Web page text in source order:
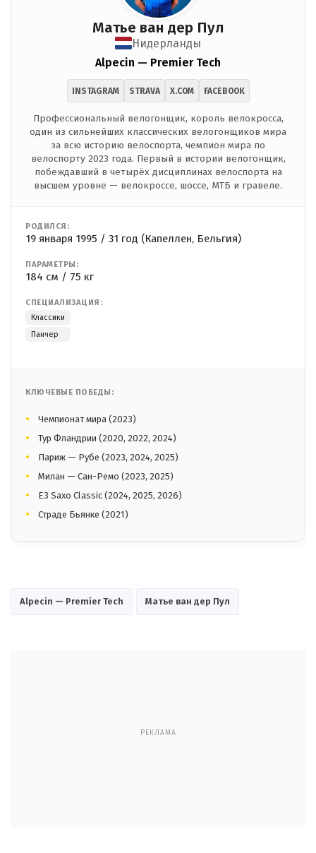
Матье ван дер Пул
Нидерланды
Alpecin — Premier Tech
INSTAGRAM STRAVA X.COM FACEBOOK
Профессиональный велогонщик, король велокросса,
один из сильнейших классических велогонщиков мира
за всю историю велоспорта, чемпион мира по
велоспорту 2023 года. Первый в истории велогонщик,
побеждавший в четырёх дисциплинах велоспорта на
высшем уровне — велокроссе, шоссе, МТБ и гравеле.
РОДИЛСЯ:
19 января 1995 / 31 год (Капеллен, Бельгия)
ПАРАМЕТРЫ:
184 см / 75 кг
СПЕЦИАЛИЗАЦИЯ:
Классики
Панчер
КЛЮЧЕВЫЕ ПОБЕДЫ:
Чемпионат мира (2023)
Тур Фландрии (2020, 2022, 2024)
Париж — Рубе (2023, 2024, 2025)
Милан — Сан-Ремо (2023, 2025)
E3 Saxo Classic (2024, 2025, 2026)
Страде Бьянке (2021)
Alpecin — Premier Tech Матье ван дер Пул
РЕКЛАМА